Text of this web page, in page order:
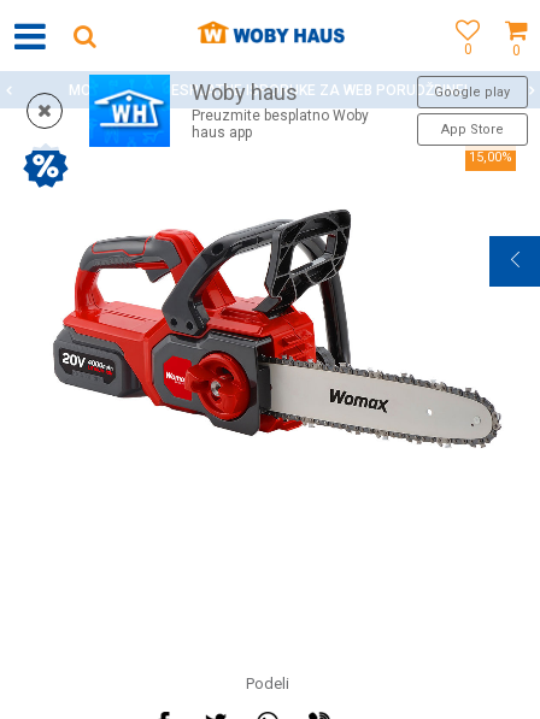
0
0
Woby haus
Preuzmite besplatno Woby
haus app
Google play
App Store
MOGUĆNOST BESPLATNE ISPORUKE ZA WEB PORUDŽBINE!
15,00%
Podeli